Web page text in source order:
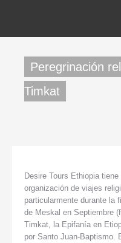
Peregrinación
Timkat
Desire Tours Ethiopia
organización de viajes
particularmente durante la
de Meskal en Septiembre
Timkat, la Epifanía en
por Santo Juan-Baptismo.